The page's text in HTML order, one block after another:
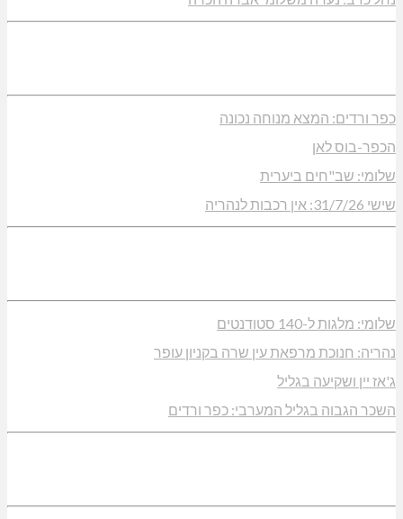
כפר ורדים: המצא מנוחה נכונה
הכפר-בוס לאן
שלומי: שב"חים ביערית
שישי 31/7/26: אין רכבות לנהריה
שלומי: מלגות ל-140 סטודנטים
נהריה: חנוכת מרפאת עין שרה בקניון עופר
ג'אז יין ושקיעה בגליל
השכר הגבוה בגליל המערבי: כפר ורדים